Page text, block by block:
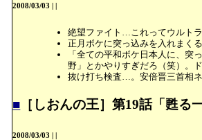
2008/03/03 ||
絶望ファイト…これってウルト
正月ボケに突っ込みを入れまく
「全ての平和ボケ日本人に、
野」とかやりすぎだろ（笑）。
抜け打ち検査…。安倍晋三首相
■ ［しおんの王］第19話「甦る
2008/03/03 ||